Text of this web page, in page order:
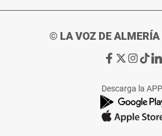
© LA VOZ DE
Ir
de
La
Voz
Ir
de
La
Voz
Ir
de
La
Voz
Ir
de
La
Voz
Descarga la